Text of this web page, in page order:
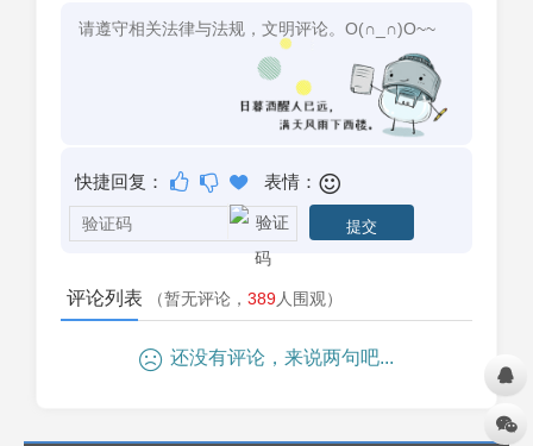
快捷回复： 表情：
评论列表 （暂无评论， 389人围观）
还没有评论，来说两句吧...